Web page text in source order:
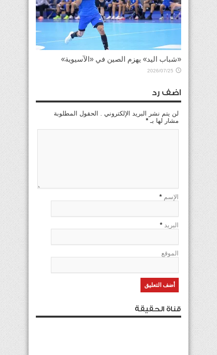
«شباب اليد» يهزم الصين في «الآسيوية»
2026/07/25
اضف رد
لن يتم نشر البريد الإلكتروني . الحقول المطلوبة
مشار لها بـ *
الإسم *
البريد *
الموقع
قناة الحقيقة